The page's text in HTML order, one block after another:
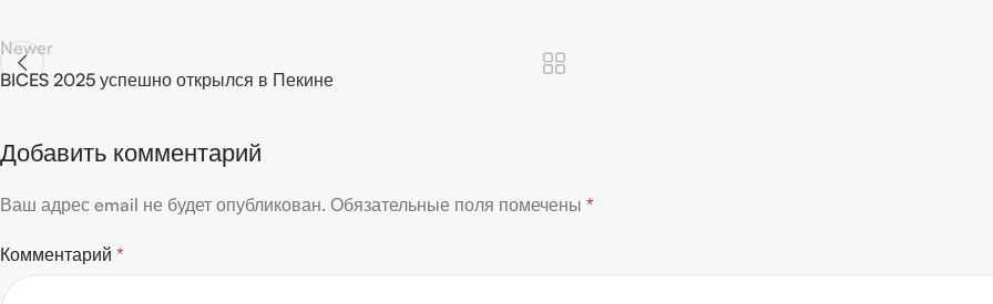
Newer
BICES 2025 успешно открылся в Пекине
Добавить комментарий
Ваш адрес email не будет опубликован. Обязательные поля помечены *
Комментарий *